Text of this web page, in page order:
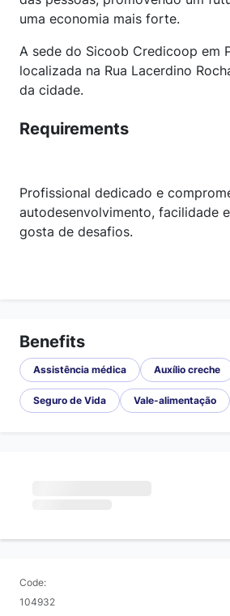
uma economia mais forte.
A sede do Sicoob Credicoop em
localizada na Rua Lacerdino
da cidade.
Requirements
Profissional dedicado e
autodesenvolvimento, facilidade
gosta de desafios.
Benefits
Assistência médica Auxílio creche
Seguro de Vida Vale-alimentação
Code:
104932